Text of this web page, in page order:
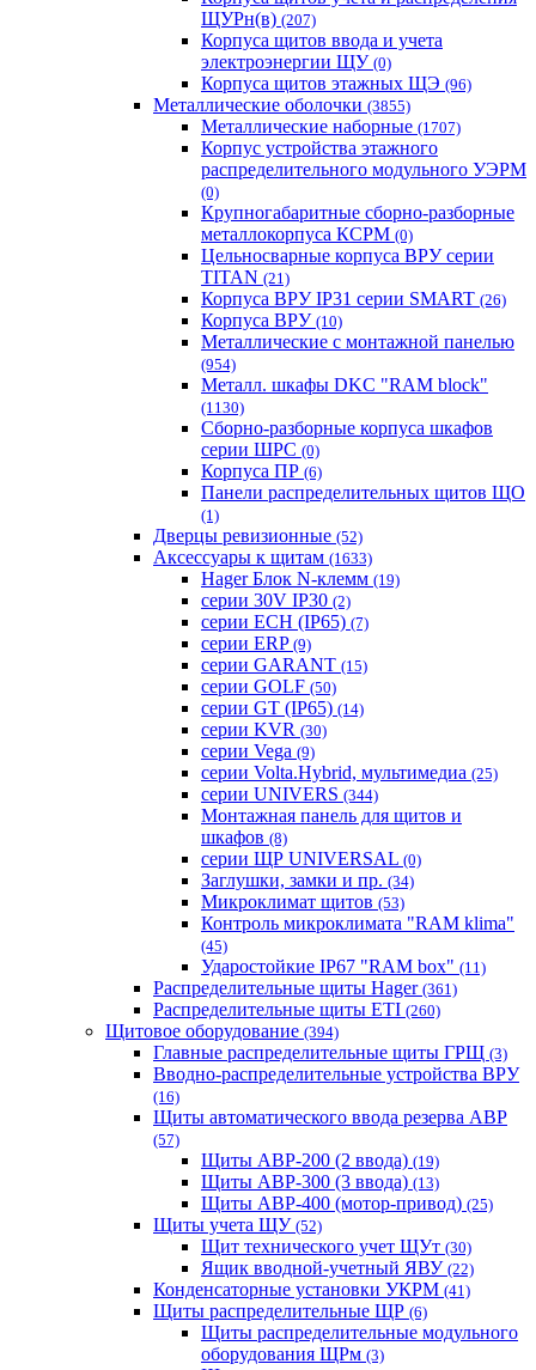
ЩУРн(в) (207)
Корпуса щитов ввода и учета
электроэнергии ЩУ (0)
Корпуса щитов этажных ЩЭ (96)
Металлические оболочки (3855)
Металлические наборные (1707)
Корпус устройства этажного
распределительного модульного УЭРМ
(0)
Крупногабаритные сборно-разборные
металлокорпуса КСРМ (0)
Цельносварные корпуса ВРУ серии
TITAN (21)
Корпуса ВРУ IP31 серии SMART (26)
Корпуса ВРУ (10)
Металлические с монтажной панелью
(954)
Металл. шкафы DKC "RAM block"
(1130)
Сборно-разборные корпуса шкафов
серии ШРС (0)
Корпуса ПР (6)
Панели распределительных щитов ЩО
(1)
Дверцы ревизионные (52)
Аксессуары к щитам (1633)
Hager Блок N-клемм (19)
серии 30V IP30 (2)
серии ECH (IP65) (7)
серии ERP (9)
серии GARANT (15)
серии GOLF (50)
серии GT (IP65) (14)
серии KVR (30)
серии Vega (9)
серии Volta.Hybrid, мультимедиа (25)
серии UNIVERS (344)
Монтажная панель для щитов и
шкафов (8)
серии ЩР UNIVERSAL (0)
Заглушки, замки и пр. (34)
Микроклимат щитов (53)
Контроль микроклимата "RAM klima"
(45)
Ударостойкие IP67 "RAM box" (11)
Распределительные щиты Hager (361)
Распределительные щиты ETI (260)
Щитовое оборудование (394)
Главные распределительные щиты ГРЩ (3)
Вводно-распределительные устройства ВРУ
(16)
Щиты автоматического ввода резерва АВР
(57)
Щиты АВР-200 (2 ввода) (19)
Щиты АВР-300 (3 ввода) (13)
Щиты АВР-400 (мотор-привод) (25)
Щиты учета ЩУ (52)
Щит технического учет ЩУт (30)
Ящик вводной-учетный ЯВУ (22)
Конденсаторные установки УКРМ (41)
Щиты распределительные ЩР (6)
Щиты распределительные модульного
оборудования ЩРм (3)